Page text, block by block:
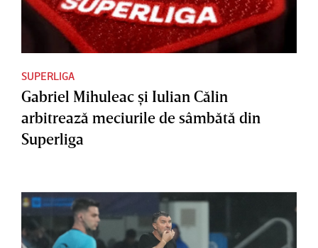
SUPERLIGA
Gabriel Mihuleac şi Iulian Călin
arbitrează meciurile de sâmbătă din
Superliga